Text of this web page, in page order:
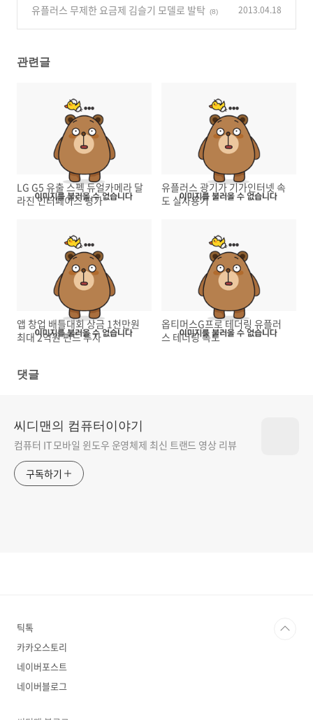
유플러스 무제한 요금제 김슬기 모델로 발탁 (8) 2013.04.18
관련글
LG G5 유출 스펙 듀얼카메라 달
라진 인터페이스 평가
유플러스 광기가 기가인터넷 속
도 실사용기
앱 창업 배틀대회 상금 1천만원
최대 2억원 펀드 투자
옵티머스G프로 테더링 유플러
스 테더링 속도
댓글
씨디맨의 컴퓨터이야기
컴퓨터 IT 모바일 윈도우 운영체제 최신 트랜드 영상 리뷰
구독하기
틱톡
카카오스토리
네이버포스트
네이버블로그